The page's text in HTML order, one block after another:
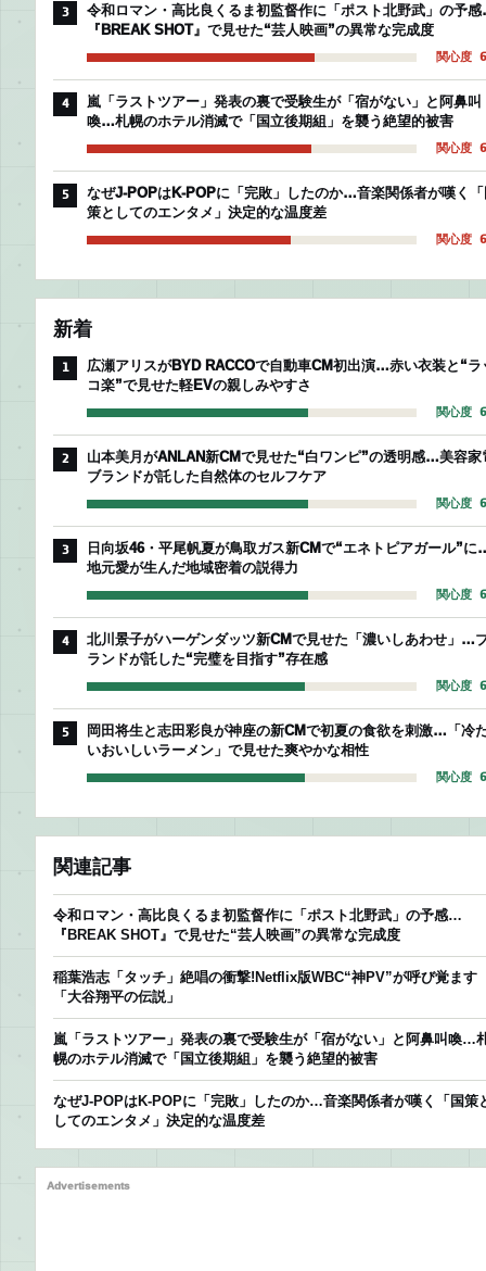
3
令和ロマン・高比良くるま初監督作に「ポスト北野武」の予
『BREAK SHOT』で見せた“芸人映画”の異常な完成度
関心度
4
嵐「ラストツアー」発表の裏で受験生が「宿がない」と阿鼻叫
喚…札幌のホテル消滅で「国立後期組」を襲う絶望的被害
関心度
5
なぜJ-POPはK-POPに「完敗」したのか…音楽関係者が嘆く
策としてのエンタメ」決定的な温度差
関心度
新着
1
広瀬アリスがBYD RACCOで自動車CM初出演…赤い衣装と“ラ
コ楽”で見せた軽EVの親しみやすさ
関心度
2
山本美月がANLAN新CMで見せた“白ワンピ”の透明感…美容家
ブランドが託した自然体のセルフケア
関心度
3
日向坂46・平尾帆夏が鳥取ガス新CMで“エネトピアガール”に
地元愛が生んだ地域密着の説得力
関心度
4
北川景子がハーゲンダッツ新CMで見せた「濃いしあわせ」…
ランドが託した“完璧を目指す”存在感
関心度
5
岡田将生と志田彩良が神座の新CMで初夏の食欲を刺激…「冷
いおいしいラーメン」で見せた爽やかな相性
関心度
関連記事
令和ロマン・高比良くるま初監督作に「ポスト北野武」の予感…
『BREAK SHOT』で見せた“芸人映画”の異常な完成度
稲葉浩志「タッチ」絶唱の衝撃!Netflix版WBC“神PV”が呼び覚ます
「大谷翔平の伝説」
嵐「ラストツアー」発表の裏で受験生が「宿がない」と阿鼻叫喚…
幌のホテル消滅で「国立後期組」を襲う絶望的被害
なぜJ-POPはK-POPに「完敗」したのか…音楽関係者が嘆く「国策
してのエンタメ」決定的な温度差
Advertisements